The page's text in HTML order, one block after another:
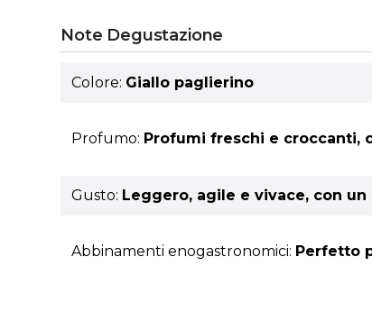
Note Degustazione
Colore: Giallo paglierino
Profumo: Profumi freschi e croccanti,
Gusto: Leggero, agile e vivace, con
Abbinamenti enogastronomici: Perfetto